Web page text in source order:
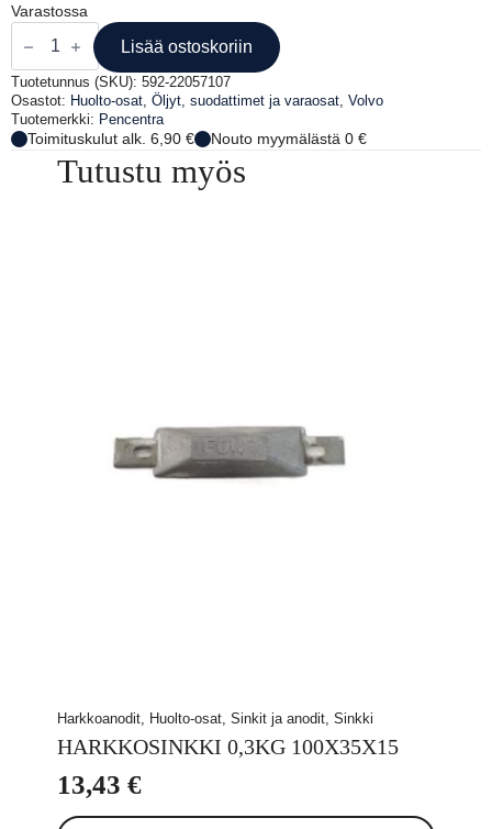
Varastossa
VOLVO
PENTAN
ÖLJYNSUODATIN
määrä
Lisää ostoskoriin
Tuotetunnus (SKU): 592-22057107
Osastot: Huolto-osat Öljyt, suodattimet ja varaosat Volvo
Tuotemerkki: Pencentra
Toimituskulut alk. 6,90 € Nouto myymälästä 0 €
Tutustu myös
Harkkoanodit, Huolto-osat, Sinkit ja anodit, Sinkki
HARKKOSINKKI 0,3KG 100X35X15
13,43 €